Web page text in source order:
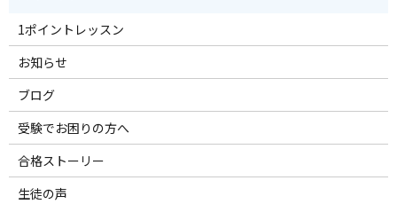
1ポイントレッスン
お知らせ
ブログ
受験でお困りの方へ
合格ストーリー
生徒の声